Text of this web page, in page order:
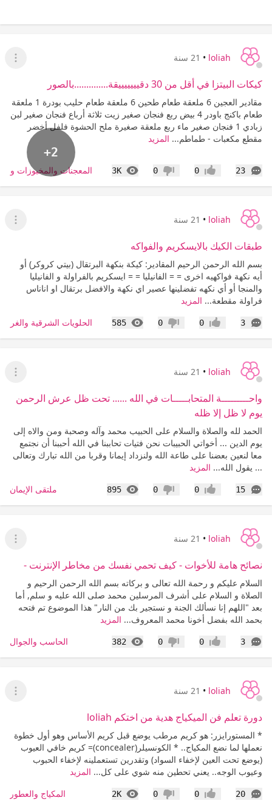
loliah
• 21 سنة
عرض
كيكات البيتزا في أقل من 30 دقيييييييقة..............بالصور
مقادير العجين 6 ملعقة طعام طحين 6 ملعقة طعام حليب بودرة 1 ملعقة
طعام باكنج باودر 4 بيض ربع فنجان صغير زيت ثلاثة أرباع فنجان صغير لبن
زبادي 1 فنجان صغير ماء ربع ملعقة صغيرة ملح الحشوة فلفل أخضر
مقطع مكعبات - طماطم... المزيد
+2
23
التعليقات إعجاب0 عدم إعجاب
0
3K
المشاهدات المعجنات والمخبوزات
loliah
• 21 سنة
عرض
طبقات الكيك بالايسكريم والفواكه
بسم الله الرحمن الرحيم المقادير: كيكة بنكهة البرتقال (بيتي كروكر) أو
أيه نكهة فواكهيه اخرى = = الفانيليا = = ايسكريم بالفراولة و الفانيليا
والمنجا أو أي نكهه تفضلينها عصير اي نكهة والافضل برتقال او اناناس
فراولة مقطعة... المزيد
3
التعليقات إعجاب0 عدم إعجاب
0
585
المشاهدات الحلويات الشرقية والغربية
loliah
• 21 سنة
عرض
واحـــــــــة المتحابـــــات في الله ...... تحت ظل عرش الرحمن
يوم لا ظل إلا ظله
الحمد لله والصلاة والسلام على الحبيب محمد وآله وصحبة ومن والاه إلى
يوم الدين ... أخواتي الحبيبات نحن فتيات تحاببنا في الله أحببنا أن نجتمع
معا لنعين بعضنا على طاعة الله ولنزداد إيمانا وقربا من الله تبارك وتعالى
... يقول الله... المزيد
15
التعليقات إعجاب0 عدم إعجاب
0
895
المشاهدات ملتقى الإيمان
loliah
• 21 سنة
عرض
نصائح هامة للأخوات - كيف تحمي نفسك من مخاطر الإنترنت -
السلام عليكم و رحمة الله تعالی و بركاته بسم الله الرحمن الرحيم و
الصلاة و السلام علی أشرف المرسلين محمد صلی الله عليه و سلم, أما
بعد "اللهم إنا نسألك الجنة و نستجير بك من النار" هذا الموضوع تم فتحه
بحمد الله بفضل أخونا محمد المعروف... المزيد
3
التعليقات إعجاب0 عدم إعجاب
0
382
المشاهدات الحاسب والجوال
loliah
• 21 سنة
عرض
دورة تعلم فن الميكياج هدية من اختكم loliah
* المستورايزر: هو كريم مرطب يوضع قبل كريم الأساس وهو أول خطوة
نعملها لما نضع المكياج.. * الكونسيلر(concealer)= كريم خافي العيوب
(يوضع تحت العين لإخفاء السواد) وتقدرين تستعملينه لإخفاء الحبوب
وعيوب الوجه.. يعني تحطين منه شوي على كل... المزيد
20
التعليقات إعجاب0 عدم إعجاب
0
2K
المشاهدات المكياج والعطور